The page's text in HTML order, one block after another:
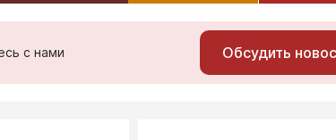
с нами Обсудить